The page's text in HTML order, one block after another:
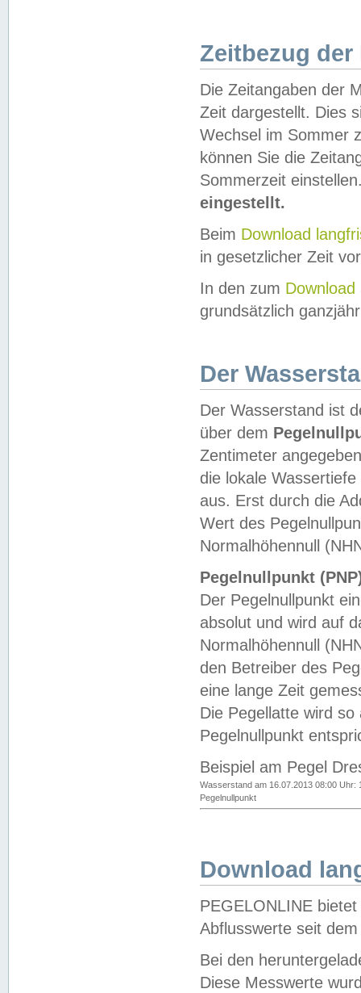
Zeitbezug der
Die Zeitangaben der
Zeit dargestellt. Dies
Wechsel im Sommer
können Sie die
Sommerzeit
eingestellt.
Beim Download
in gesetzlicher Zeit
In den zum Download
grundsätzlich
Der
Der Wasserstand ist
über dem
Zentimeter
die lokale
aus. Erst durch die
Wert des
Normalhöhennull
Pegelnullpunkt
Der Pegelnullpunkt
absolut und wird auf
Normalhöhennull
den Betreiber des
eine lange Zeit
Die Pegellatte wird
Pegelnullpunkt
Beispiel am Pegel
Wasserstand am 16.07.2013 08:00 Uhr:
Pegelnullpunkt
Download
PEGELONLINE
Abflusswerte seit
Bei den
Diese Messwerte